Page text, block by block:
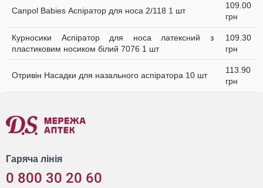
Canpol Babies Аспіратор для носа 2/118 1 шт
109.00
грн
Курносики Аспіратор для носа латексний з
пластиковим носиком білий 7076 1 шт
109.30
грн
Отривін Насадки для назального аспіратора 10 шт
113.90
грн
Гаряча лінія
0 800 30 20 60